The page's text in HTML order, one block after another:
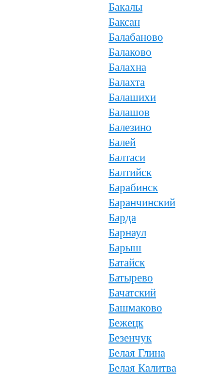
Бакалы
Баксан
Балабаново
Балаково
Балахна
Балахта
Балашихи
Балашов
Балезино
Балей
Балтаси
Балтийск
Барабинск
Баранчинский
Барда
Барнаул
Барыш
Батайск
Батырево
Бачатский
Башмаково
Бежецк
Безенчук
Белая Глина
Белая Калитва